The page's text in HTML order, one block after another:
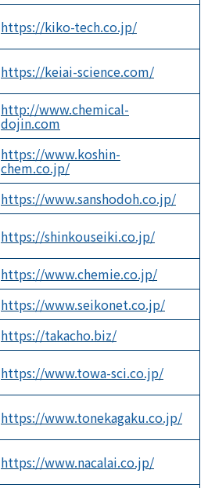
https://kiko-tech.co.jp/
https://keiai-science.com/
http://www.chemical-
dojin.com
https://www.koshin-
chem.co.jp/
https://www.sanshodoh.co.jp/
https://shinkouseiki.co.jp/
https://www.chemie.co.jp/
https://www.seikonet.co.jp/
https://takacho.biz/
https://www.towa-sci.co.jp/
https://www.tonekagaku.co.jp/
https://www.nacalai.co.jp/